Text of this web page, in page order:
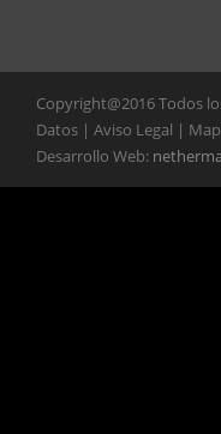
Copyright@2016 Todos
Datos | Aviso Legal |
Desarrollo Web: